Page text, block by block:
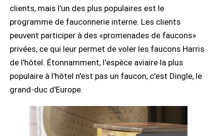
clients, mais l'un des plus populaires est le
programme de fauconnerie interne. Les clients
peuvent participer à des «promenades de faucons»
privées, ce qui leur permet de voler les faucons Harris
de l'hôtel. Étonnamment, l'espèce aviaire la plus
populaire à l'hôtel n'est pas un faucon, c'est Dingle, le
grand-duc d'Europe.